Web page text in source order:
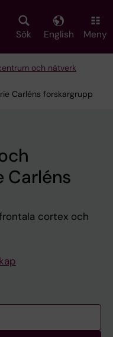
Sök English Meny
och nätverk
Carléns forskargrupp
Carléns
cortex och